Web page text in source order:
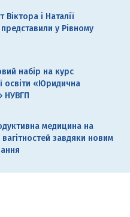
Віктора і Наталії
у Рівному
набір на курс
освіти «Юридична
НУВГП
медицина на
вагітностей завдяки новим